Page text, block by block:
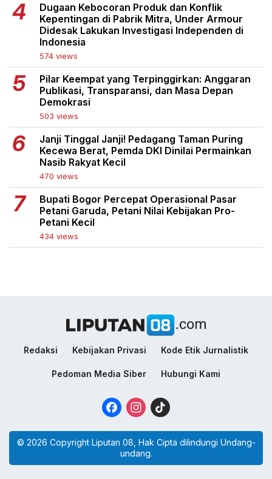
Dugaan Kebocoran Produk dan Konflik
Kepentingan di Pabrik Mitra, Under Armour
Didesak Lakukan Investigasi Independen di
Indonesia
574 views
Pilar Keempat yang Terpinggirkan: Anggaran
Publikasi, Transparansi, dan Masa Depan
Demokrasi
503 views
Janji Tinggal Janji! Pedagang Taman Puring
Kecewa Berat, Pemda DKI Dinilai Permainkan
Nasib Rakyat Kecil
470 views
Bupati Bogor Percepat Operasional Pasar
Petani Garuda, Petani Nilai Kebijakan Pro-
Petani Kecil
434 views
Redaksi Kebijakan Privasi Kode Etik Jurnalistik
Pedoman Media Siber Hubungi Kami
FacebookInstagram
© 2026 Copyright Liputan 08, Hak Cipta dilindungi Undang-
undang.